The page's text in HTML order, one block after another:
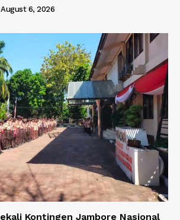
August 6, 2026
Kontingen Jambore Nasional